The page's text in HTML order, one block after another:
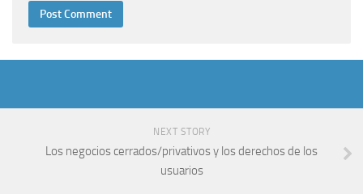
NEXT STORY
Los negocios cerrados/privativos y los derechos de los
usuarios